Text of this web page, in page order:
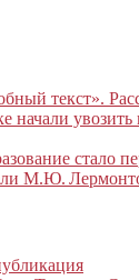
текст».
начали увозить
стало
М.Ю.